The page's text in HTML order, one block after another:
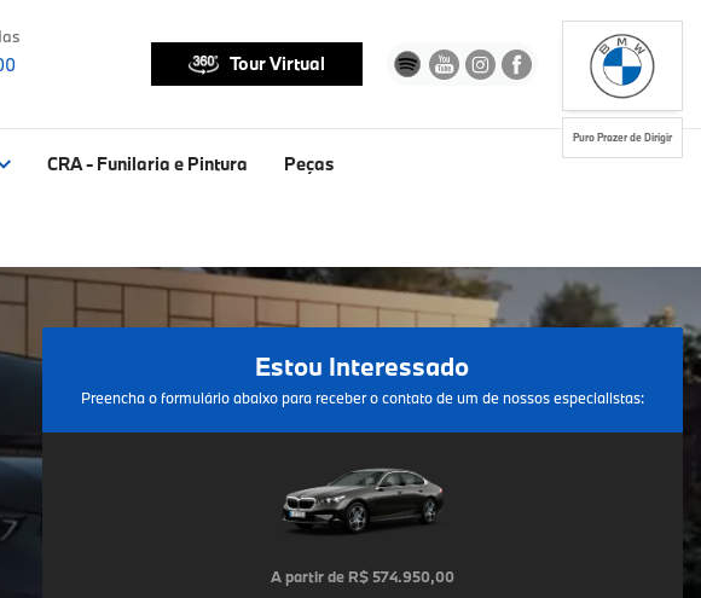
Tour Virtual
Puro Prazer de Dirigir
CRA - Funilaria e Pintura Peças
Estou Interessado
Preencha o formulário abaixo para receber o contato de um de nossos especialistas:
A partir de R$ 574.950,00